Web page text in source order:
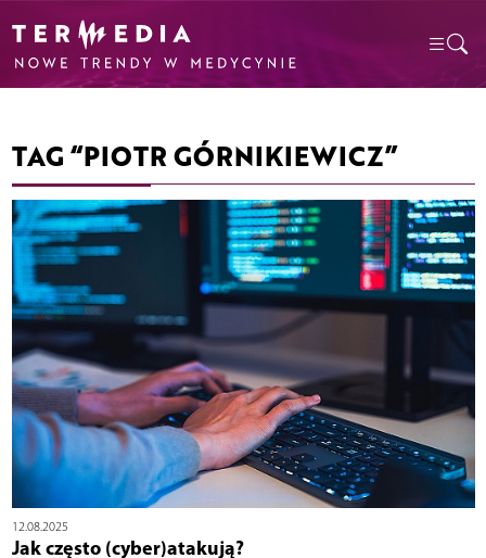
TAG “PIOTR GÓRNIKIEWICZ”
12.08.2025
Jak często (cyber)atakują?